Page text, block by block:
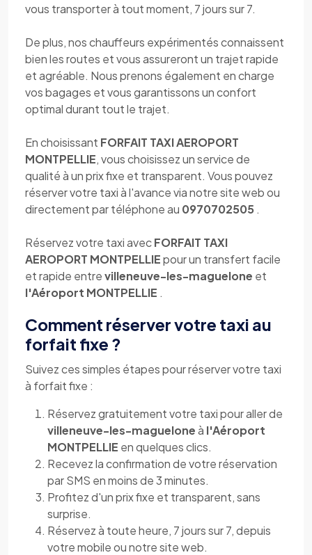
vous transporter à tout moment, 7 jours sur 7.
De plus, nos chauffeurs expérimentés connaissent
bien les routes et vous assureront un trajet rapide
et agréable. Nous prenons également en charge
vos bagages et vous garantissons un confort
optimal durant tout le trajet.
En choisissant FORFAIT TAXI AEROPORT
MONTPELLIE, vous choisissez un service de
qualité à un prix fixe et transparent. Vous pouvez
réserver votre taxi à l'avance via notre site web ou
directement par téléphone au 0970702505 .
Réservez votre taxi avecFORFAIT TAXI
AEROPORT MONTPELLIEpour un transfert facile
et rapide entrevilleneuve-les-maguelone et
l'Aéroport MONTPELLIE .
Comment réserver votre taxi au
forfait fixe ?
Suivez ces simples étapes pour réserver votre taxi
à forfait fixe :
Réservez gratuitement votre taxi pour aller de
villeneuve-les-magueloneà l'Aéroport
MONTPELLIE en quelques clics.
Recevez la confirmation de votre réservation
par SMS en moins de 3 minutes.
Profitez d'un prix fixe et transparent, sans
surprise.
Réservez à toute heure, 7 jours sur 7, depuis
votre mobile ou notre site web.